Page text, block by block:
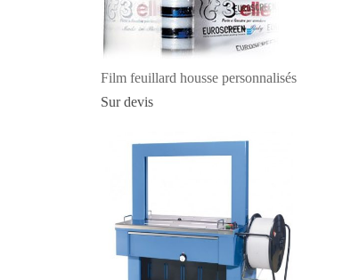
Film feuillard housse personnalisés
Sur devis